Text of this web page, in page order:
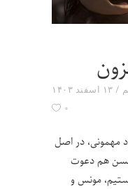
۱۳ اسفند ۱۴۰۳
۰
مهمونی، در اصل
هم دعوت
مونس و